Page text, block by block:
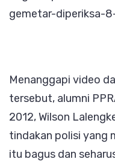
gemetar-diperiksa-
Menanggapi video
tersebut, alumni
2012, Wilson
tindakan polisi yang
itu bagus dan